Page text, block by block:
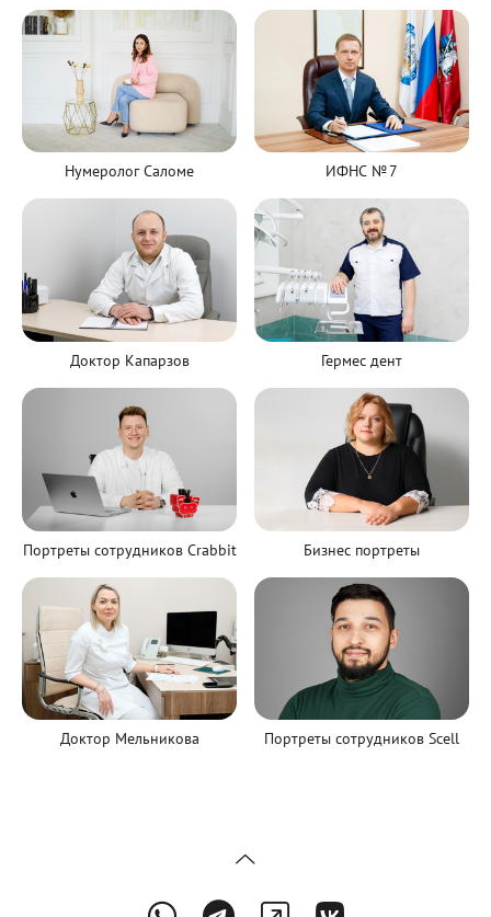
Нумеролог Саломе ИФНС № 7
Доктор Капарзов Гермес дент
Портреты сотрудников Crabbit Бизнес портреты
Доктор Мельникова Портреты сотрудников Scell